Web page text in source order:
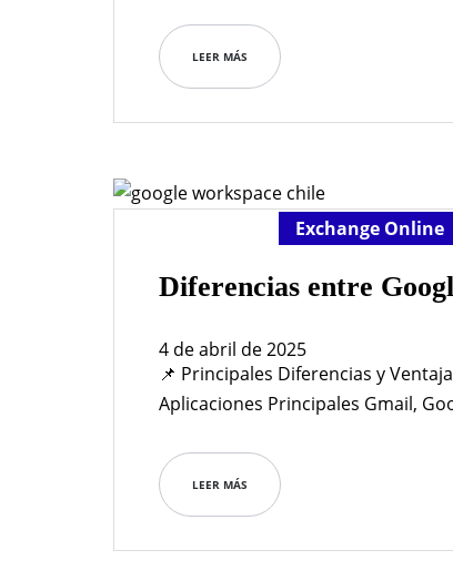
Workspace o Exchange Online
te dejo las 5 ventajas más
LEER MÁS
Exchange Online
Diferencias entre
4 de abril de 2025
📌 Principales Diferencias y
Aplicaciones Principales Gmail,
dominio personalizado Outlook
Edición en tiempo real en Google
LEER MÁS